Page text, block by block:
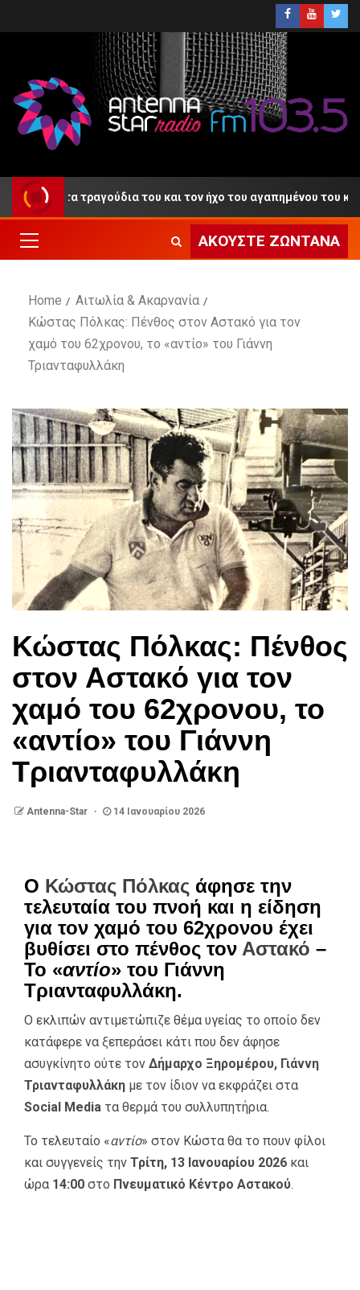
με τα τραγούδια του και τον ήχο του αγαπημένου του κλαρίνου
ΑΚΟΎΣΤΕ ΖΩΝΤΑΝΆ
Home
Αιτωλία & Ακαρνανία
Κώστας Πόλκας: Πένθος στον Αστακό για τον
χαμό του 62χρονου, το «αντίο» του Γιάννη
Τριανταφυλλάκη
Κώστας Πόλκας: Πένθος
στον Αστακό για τον
χαμό του 62χρονου, το
«αντίο» του Γιάννη
Τριανταφυλλάκη
Antenna-Star 14 Ιανουαρίου 2026
Ο Κώστας Πόλκας άφησε την
τελευταία του πνοή και η είδηση
για τον χαμό του 62χρονου έχει
βυθίσει στο πένθος τον Αστακό –
Το «αντίο» του Γιάννη
Τριανταφυλλάκη.
Ο εκλιπών αντιμετώπιζε θέμα υγείας το οποίο δεν
κατάφερε να ξεπεράσει κάτι που δεν άφησε
ασυγκίνητο ούτε τον Δήμαρχο Ξηρομέρου, Γιάννη
Τριανταφυλλάκη με τον ίδιον να εκφράζει στα
Social Media τα θερμά του συλλυπητήρια.
Το τελευταίο «αντίο» στον Κώστα θα το πουν φίλοι
και συγγενείς την Τρίτη, 13 Ιανουαρίου 2026 και
ώρα 14:00 στο Πνευματικό Κέντρο Αστακού.